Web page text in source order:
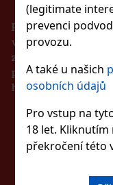
(legitimate
prevenci
provozu.
A také u našich
osobních údajů
Pro vstup na
18 let.
překročení této
Neubauer Roesler
SKLADEM (> 5 ks)
Kč bez DPH
Neuburské
(> 5 ks)
Neuburské
je bílé víno ze
barvou se
Podle zákona o
vystavit
zaevidovat
případě
hodin.